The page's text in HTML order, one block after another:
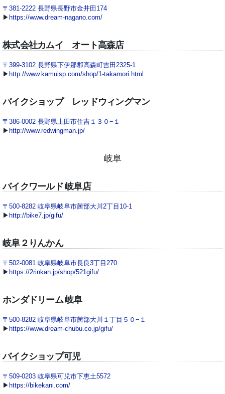
〒381-2222 長野県長野市金井田174
▶ https://www.dream-nagano.com/
株式会社カムイ オート高森店
〒399-3102 長野県下伊那郡高森町吉田2325-1
▶ http://www.kamuisp.com/shop/1-takamori.html
バイクショップ レッドウィングマン
〒386-0002 長野県上田市住吉１３０−１
▶ http://www.redwingman.jp/
岐阜
バイクワールド 岐阜店
〒500-8282 岐阜県岐阜市茜部大川2丁目10-1
▶ http://bike7.jp/gifu/
岐阜２りんかん
〒502-0081 岐阜県岐阜市長良3丁目270
▶ https://2rinkan.jp/shop/521gifu/
ホンダドリーム 岐阜
〒500-8282 岐阜県岐阜市茜部大川１丁目５０−１
▶ https://www.dream-chubu.co.jp/gifu/
バイクショップ可児
〒509-0203 岐阜県可児市下恵土5572
▶ https://bikekani.com/